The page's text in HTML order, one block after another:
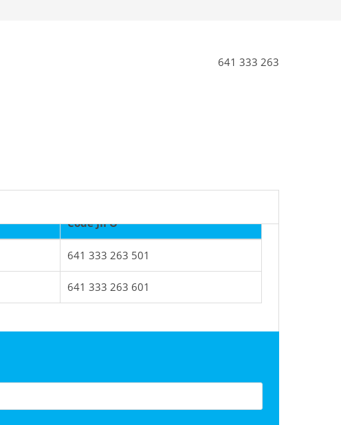
641 333 263
Code JIPO
641 333 263 501
641 333 263 601